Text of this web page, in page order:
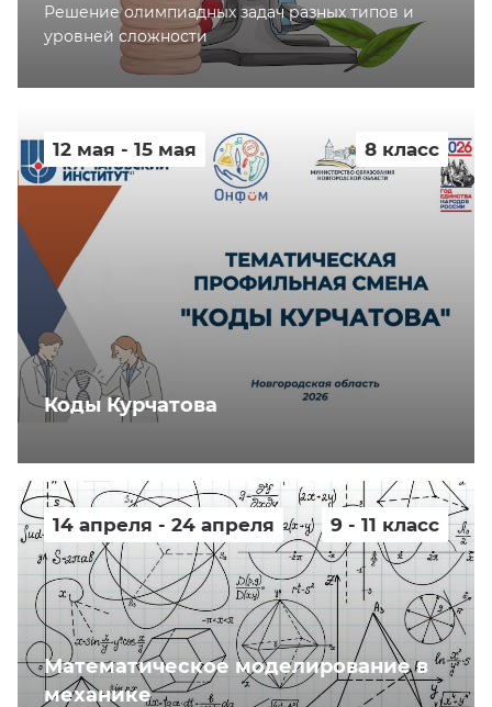
Решение олимпиадных задач разных типов и
уровней сложности
12 мая - 15 мая 8 класс
Коды Курчатова
14 апреля - 24 апреля 9 - 11 класс
Математическое моделирование в
механике